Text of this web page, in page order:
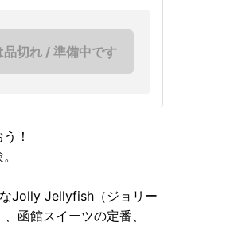
品切れ / 準備中です
！
Jolly Jellyfish（ジョリー
函館スイーツの定番、